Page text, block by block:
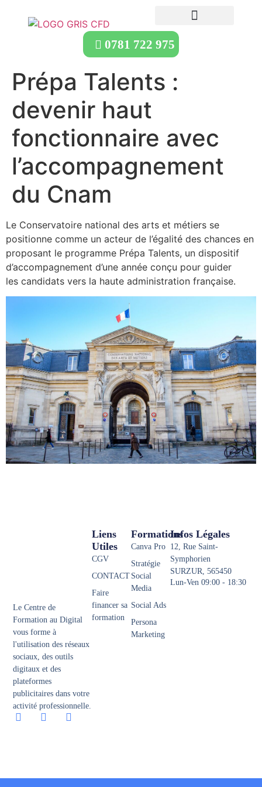
0781 722 975
Prépa Talents :
devenir haut
fonctionnaire avec
l’accompagnement
du Cnam
Le Conservatoire national des arts et métiers se
positionne comme un acteur de l’égalité des chances en
proposant le programme Prépa Talents, un dispositif
d’accompagnement d’une année conçu pour guider
les candidats vers la haute administration française.
Le Centre de
Formation au Digital
vous forme à
l'utilisation des réseaux
sociaux, des outils
digitaux et des
plateformes
publicitaires dans votre
activité professionnelle.
Formations
Canva Pro
Stratégie
Social
Media
Social Ads
Persona
Marketing
Liens
Utiles
CGV
CONTACT
Faire
financer sa
formation
Infos Légales
12, Rue Saint-
Symphorien
SURZUR, 565450
Lun-Ven 09:00 - 18:30